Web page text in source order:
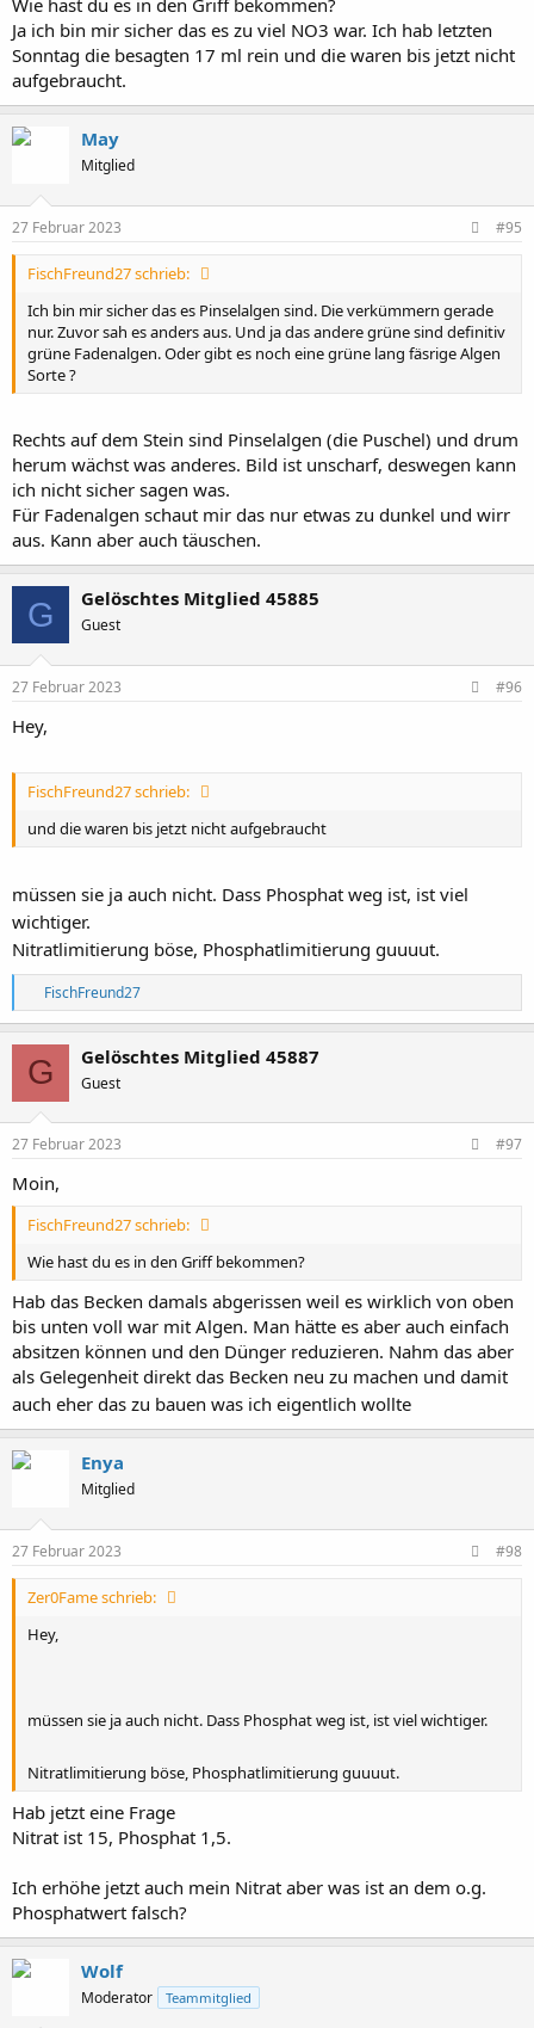
Wie hast du es in den Griff bekommen?
Ja ich bin mir sicher das es zu viel NO3 war. Ich hab letzten
Sonntag die besagten 17 ml rein und die waren bis jetzt nicht
aufgebraucht.
May
Mitglied
27 Februar 2023 #95
FischFreund27 schrieb:
Ich bin mir sicher das es Pinselalgen sind. Die verkümmern gerade
nur. Zuvor sah es anders aus. Und ja das andere grüne sind definitiv
grüne Fadenalgen. Oder gibt es noch eine grüne lang fäsrige Algen
Sorte ?
Rechts auf dem Stein sind Pinselalgen (die Puschel) und drum
herum wächst was anderes. Bild ist unscharf, deswegen kann
ich nicht sicher sagen was.
Für Fadenalgen schaut mir das nur etwas zu dunkel und wirr
aus. Kann aber auch täuschen.
G Gelöschtes Mitglied 45885
Guest
27 Februar 2023 #96
Hey,
FischFreund27 schrieb:
und die waren bis jetzt nicht aufgebraucht
müssen sie ja auch nicht. Dass Phosphat weg ist, ist viel
wichtiger.
Nitratlimitierung böse, Phosphatlimitierung guuuut.
R
e
a
k
t
i
o
n
e
:
FischFreund27
G Gelöschtes Mitglied 45887
Guest
27 Februar 2023 #97
Moin,
FischFreund27 schrieb:
Wie hast du es in den Griff bekommen?
Hab das Becken damals abgerissen weil es wirklich von oben
bis unten voll war mit Algen. Man hätte es aber auch einfach
absitzen können und den Dünger reduzieren. Nahm das aber
als Gelegenheit direkt das Becken neu zu machen und damit
auch eher das zu bauen was ich eigentlich wollte
Enya
Mitglied
27 Februar 2023 #98
Zer0Fame schrieb:
Hey,
müssen sie ja auch nicht. Dass Phosphat weg ist, ist viel wichtiger.
Nitratlimitierung böse, Phosphatlimitierung guuuut.
Hab jetzt eine Frage
Nitrat ist 15, Phosphat 1,5.
Ich erhöhe jetzt auch mein Nitrat aber was ist an dem o.g.
Phosphatwert falsch?
Wolf
Moderator Teammitglied